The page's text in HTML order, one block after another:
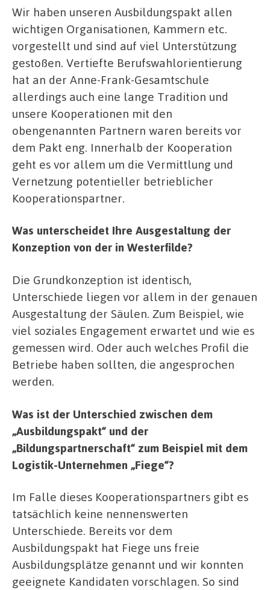
Wir haben unseren Ausbildungspakt allen
wichtigen Organisationen, Kammern etc.
vorgestellt und sind auf viel Unterstützung
gestoßen. Vertiefte Berufswahlorientierung
hat an der Anne-Frank-Gesamtschule
allerdings auch eine lange Tradition und
unsere Kooperationen mit den
obengenannten Partnern waren bereits vor
dem Pakt eng. Innerhalb der Kooperation
geht es vor allem um die Vermittlung und
Vernetzung potentieller betrieblicher
Kooperationspartner.
Was unterscheidet Ihre Ausgestaltung der
Konzeption von der in Westerfilde?
Die Grundkonzeption ist identisch,
Unterschiede liegen vor allem in der genauen
Ausgestaltung der Säulen. Zum Beispiel, wie
viel soziales Engagement erwartet und wie es
gemessen wird. Oder auch welches Profil die
Betriebe haben sollten, die angesprochen
werden.
Was ist der Unterschied zwischen dem
„Ausbildungspakt“ und der
„Bildungspartnerschaft“ zum Beispiel mit dem
Logistik-Unternehmen „Fiege“?
Im Falle dieses Kooperationspartners gibt es
tatsächlich keine nennenswerten
Unterschiede. Bereits vor dem
Ausbildungspakt hat Fiege uns freie
Ausbildungsplätze genannt und wir konnten
geeignete Kandidaten vorschlagen. So sind